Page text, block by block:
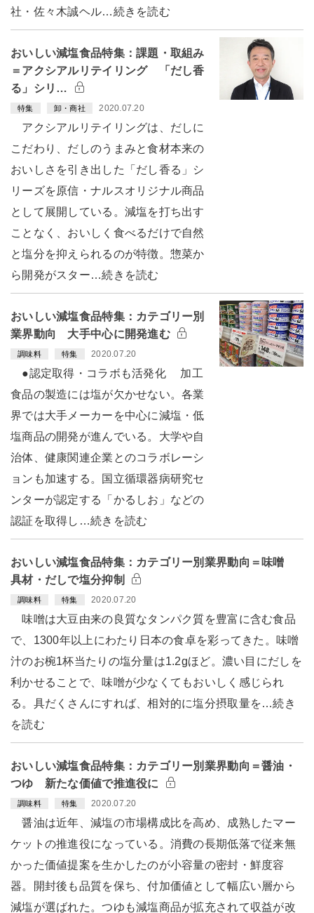
社・佐々木誠ヘル…続きを読む
おいしい減塩食品特集：課題・取組み
＝アクシアルリテイリング 「だし香
る」シリ…
特集 卸・商社 2020.07.20
アクシアルリテイリングは、だしに
こだわり、だしのうまみと食材本来の
おいしさを引き出した「だし香る」シ
リーズを原信・ナルスオリジナル商品
として展開している。減塩を打ち出す
ことなく、おいしく食べるだけで自然
と塩分を抑えられるのが特徴。惣菜か
ら開発がスター…続きを読む
おいしい減塩食品特集：カテゴリー別
業界動向 大手中心に開発進む
調味料 特集 2020.07.20
●認定取得・コラボも活発化 加工
食品の製造には塩が欠かせない。各業
界では大手メーカーを中心に減塩・低
塩商品の開発が進んでいる。大学や自
治体、健康関連企業とのコラボレーシ
ョンも加速する。国立循環器病研究セ
ンターが認定する「かるしお」などの
認証を取得し…続きを読む
おいしい減塩食品特集：カテゴリー別業界動向＝味噌
具材・だしで塩分抑制
調味料 特集 2020.07.20
味噌は大豆由来の良質なタンパク質を豊富に含む食品
で、1300年以上にわたり日本の食卓を彩ってきた。味噌
汁のお椀1杯当たりの塩分量は1.2gほど。濃い目にだしを
利かせることで、味噌が少なくてもおいしく感じられ
る。具だくさんにすれば、相対的に塩分摂取量を…続き
を読む
おいしい減塩食品特集：カテゴリー別業界動向＝醤油・
つゆ 新たな価値で推進役に
調味料 特集 2020.07.20
醤油は近年、減塩の市場構成比を高め、成熟したマー
ケットの推進役になっている。消費の長期低落で従来無
かった価値提案を生かしたのが小容量の密封・鮮度容
器。開封後も品質を保ち、付加価値として幅広い層から
減塩が選ばれた。つゆも減塩商品が拡充されて収益が改